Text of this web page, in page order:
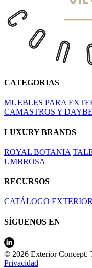
CATEGORIAS
MUEBLES PARA
CAMASTROS Y
LUXURY BRANDS
ROYAL BOTANIA
UMBROSA
RECURSOS
CATÁLOGO
SÍGUENOS EN
© 2026 Exterior Concept.
Privacidad